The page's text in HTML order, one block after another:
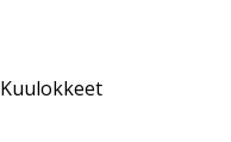
Kuulokkeet